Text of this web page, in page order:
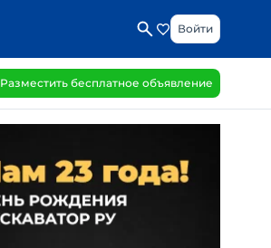
Войти
Разместить бесплатное объявление